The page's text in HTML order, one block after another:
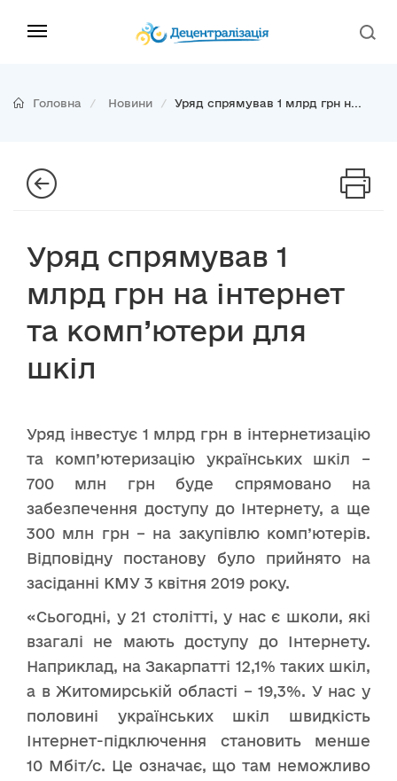
Головна Новини Уряд спрямував 1 млрд грн н...
Уряд спрямував 1
млрд грн на інтернет
та комп’ютери для
шкіл
Уряд інвестує 1 млрд грн в інтернетизацію
та комп’ютеризацію українських шкіл –
700 млн грн буде спрямовано на
забезпечення доступу до Інтернету, а ще
300 млн грн – на закупівлю комп’ютерів.
Відповідну постанову було прийнято на
засіданні КМУ 3 квітня 2019 року.
«Сьогодні, у 21 столітті, у нас є школи, які
взагалі не мають доступу до Інтернету.
Наприклад, на Закарпатті 12,1% таких шкіл,
а в Житомирській області – 19,3%. У нас у
половині українських шкіл швидкість
Інтернет-підключення становить менше
10 Мбіт/с. Це означає, що там неможливо